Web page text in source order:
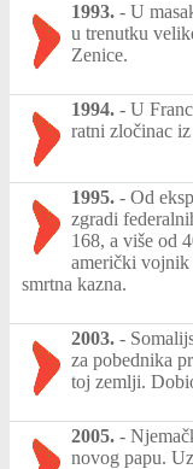
1993. - U
u trenutku
Zenice.
1994. - U
ratni zločinac
1995. - Od
zgradi
168, a više od
američki vojnik
smrtna kazna.
2003. -
za pobednika
toj zemlji.
2005. -
novog papu.